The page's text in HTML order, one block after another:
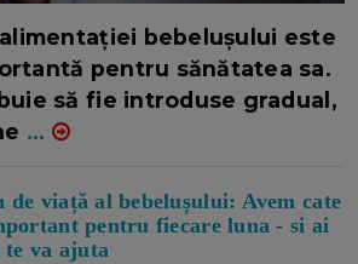
bebelușului este
pentru sănătatea sa.
să fie introduse gradual,
...
de viață al bebelușului: Avem cate
pentru fiecare luna - si ai
te va ajuta